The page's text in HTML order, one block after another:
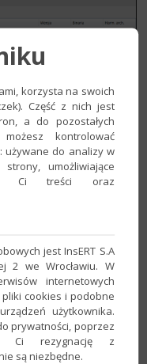
.
korzysta na swoich
Część z nich jest
a do pozostałych
kontrolować
używane do analizy w
umożliwiające
Ci treści oraz
jest InsERT S.A
2 we Wrocławiu. W
internetowych
cookies i podobne
użytkownika.
prywatności, poprzez
Ci rezygnację z
są niezbędne.